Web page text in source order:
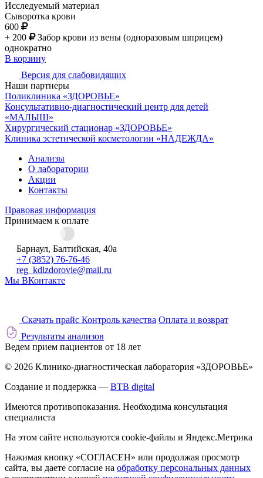
Исследуемый материал
Сыворотка крови
600
+ 200
Забор крови из вены (одноразовым шприцем)
однократно
В корзину
Версия для слабовидящих
Наши партнеры
Поликлиника «ЗДОРОВЬЕ»
Консультативно-диагностический центр для детей
«МАЛЫШ»
Хирургический стационар «ЗДОРОВЬЕ»
Клиника эстетической косметологии «НАДЕЖДА»
Анализы
О лаборатории
Акции
Контакты
Правовая информация
Принимаем к оплате
Барнаул, Балтийская, 40а
+7 (3852) 76-76-46
reg_kdlzdorovie@mail.ru
Мы ВКонтакте
Скачать прайс Контроль качества Оплата и возврат
Результаты анализов
Ведем прием пациентов от 18 лет
© 2026 Клинико-диагностическая лаборатория «ЗДОРОВЬЕ»
Создание и поддержка — BTB digital
Имеются противопоказания. Необходима консультация
специалиста
На этом сайте используются cookie-файлы и Яндекс.Метрика
Нажимая кнопку «СОГЛАСЕН» или продолжая просмотр
сайта, вы даете согласие на обработку персональных данных